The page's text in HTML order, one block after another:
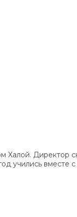
Директор
учились вместе